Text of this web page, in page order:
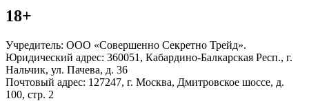
18+
Учредитель: ООО «Совершенно Секретно Трейд».
Юридический адрес: 360051, Кабардино-Балкарская Респ., г.
Нальчик, ул. Пачева, д. 36
Почтовый адрес: 127247, г. Москва, Дмитровское шоссе, д.
100, стр. 2